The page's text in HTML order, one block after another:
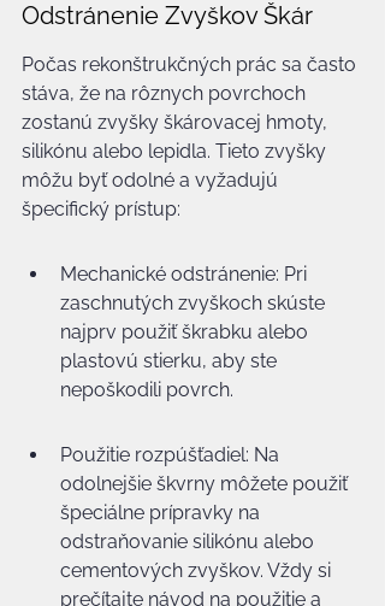
Odstránenie Zvyškov Škár
Počas rekonštrukčných prác sa často
stáva, že na rôznych povrchoch
zostanú zvyšky škárovacej hmoty,
silikónu alebo lepidla. Tieto zvyšky
môžu byť odolné a vyžadujú
špecifický prístup:
Mechanické odstránenie: Pri
zaschnutých zvyškoch skúste
najprv použiť škrabku alebo
plastovú stierku, aby ste
nepoškodili povrch.
Použitie rozpúšťadiel: Na
odolnejšie škvrny môžete použiť
špeciálne prípravky na
odstraňovanie silikónu alebo
cementových zvyškov. Vždy si
prečítajte návod na použitie a